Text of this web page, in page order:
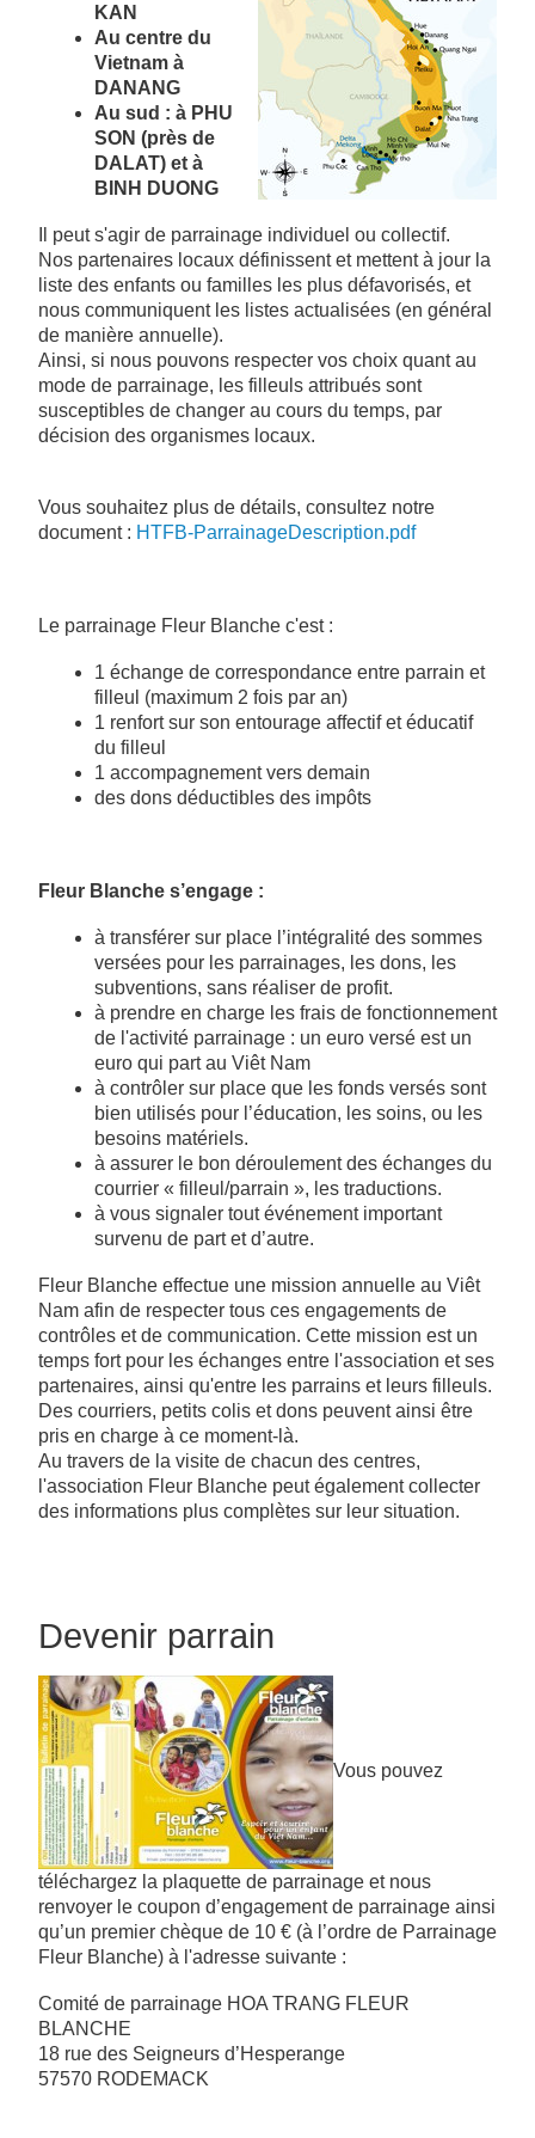
KAN
Au centre du
Vietnam à
DANANG
Au sud : à PHU
SON (près de
DALAT) et à
BINH DUONG
Il peut s'agir de parrainage individuel ou collectif.
Nos partenaires locaux définissent et mettent à jour la
liste des enfants ou familles les plus défavorisés, et
nous communiquent les listes actualisées (en général
de manière annuelle).
Ainsi, si nous pouvons respecter vos choix quant au
mode de parrainage, les filleuls attribués sont
susceptibles de changer au cours du temps, par
décision des organismes locaux.
Vous souhaitez plus de détails, consultez notre
document : HTFB-ParrainageDescription.pdf
Le parrainage Fleur Blanche c'est :
1 échange de correspondance entre parrain et
filleul (maximum 2 fois par an)
1 renfort sur son entourage affectif et éducatif
du filleul
1 accompagnement vers demain
des dons déductibles des impôts
Fleur Blanche s’engage :
à transférer sur place l’intégralité des sommes
versées pour les parrainages, les dons, les
subventions, sans réaliser de profit.
à prendre en charge les frais de fonctionnement
de l'activité parrainage : un euro versé est un
euro qui part au Viêt Nam
à contrôler sur place que les fonds versés sont
bien utilisés pour l’éducation, les soins, ou les
besoins matériels.
à assurer le bon déroulement des échanges du
courrier « filleul/parrain », les traductions.
à vous signaler tout événement important
survenu de part et d’autre.
Fleur Blanche effectue une mission annuelle au Viêt
Nam afin de respecter tous ces engagements de
contrôles et de communication. Cette mission est un
temps fort pour les échanges entre l'association et ses
partenaires, ainsi qu'entre les parrains et leurs filleuls.
Des courriers, petits colis et dons peuvent ainsi être
pris en charge à ce moment-là.
Au travers de la visite de chacun des centres,
l'association Fleur Blanche peut également collecter
des informations plus complètes sur leur situation.
Devenir parrain
Vous pouvez
téléchargez la plaquette de parrainage et nous
renvoyer le coupon d’engagement de parrainage ainsi
qu’un premier chèque de 10 € (à l’ordre de Parrainage
Fleur Blanche) à l'adresse suivante :
Comité de parrainage HOA TRANG FLEUR
BLANCHE
18 rue des Seigneurs d’Hesperange
57570 RODEMACK